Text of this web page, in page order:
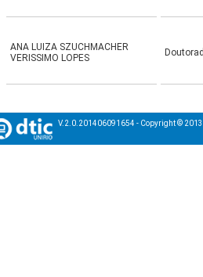
ANA LUIZA SZUCHMACHER
VERISSIMO LOPES
V.2.0.201406091654 - Copyright ©